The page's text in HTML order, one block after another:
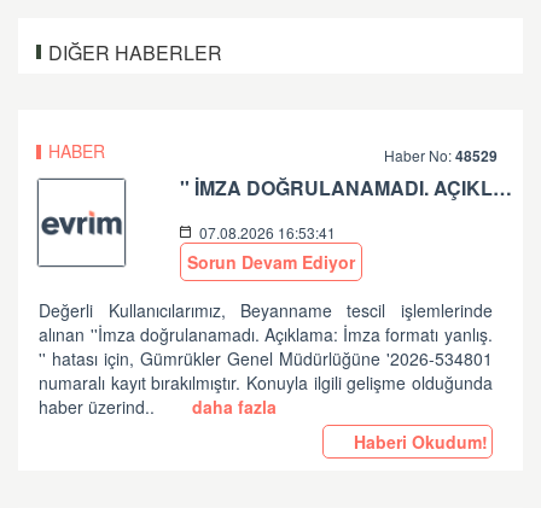
DIĞER HABERLER
HABER Haber No:48529
'' İMZA DOĞRULANAMADI. AÇIKLAMA: İMZA FORMATI YANLIŞ.'' HATASI HK
07.08.2026 16:53:41
Sorun Devam Ediyor
Değerli Kullanıcılarımız, Beyanname tescil işlemlerinde
alınan ''İmza doğrulanamadı. Açıklama: İmza formatı yanlış.
'' hatası için, Gümrükler Genel Müdürlüğüne '2026-534801
numaralı kayıt bırakılmıştır. Konuyla ilgili gelişme olduğunda
haber üzerind..
daha fazla
Haberi Okudum!